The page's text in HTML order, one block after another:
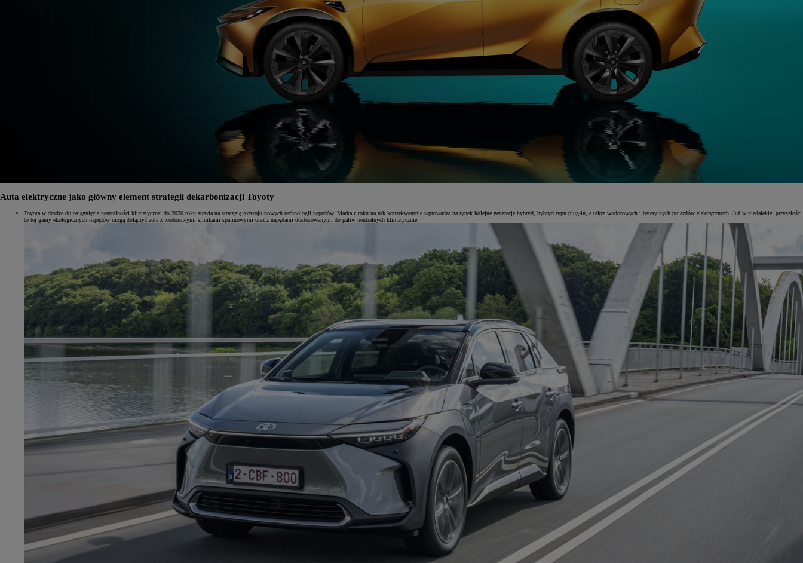
Od105 300 zł
Corolla Hatchback
HYBRID
Auta elektryczne jako główny element strategii dekarbonizacji Toyoty
Toyota w drodze do osiągnięcia neutralności klimatycznej do 2050 roku stawia na strategię rozwoju nowych technologii napędów. Marka z roku na rok konsekwentnie wprowadza na rynek kolejne generacje hybryd, hybryd typu plug-in, a także wodorowych i bateryjnych pojazdów elektrycznych. Już w niedalekiej przyszłości
to tej gamy ekologicznych napędów mogą dołączyć auta z wodorowymi silnikami spalinowymi oraz z napędami dostosowanymi do paliw neutralnych klimatycznie.